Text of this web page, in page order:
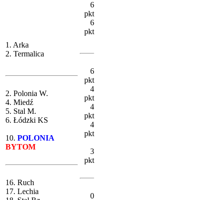
1. Arka
2. Termalica
2. Polonia W.
4. Miedź
5. Stal M.
6. Łódzki KS
10. POLONIA
BYTOM
16. Ruch
17. Lechia
6
pkt
6
pkt
6
pkt
4
pkt
4
pkt
4
pkt
3
pkt
0